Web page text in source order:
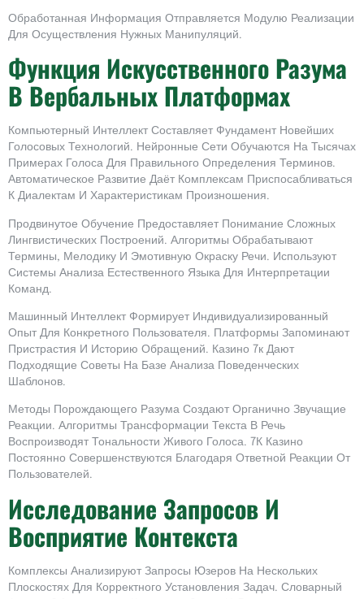
Обработанная Информация Отправляется Модулю Реализации
Для Осуществления Нужных Манипуляций.
Функция Искусственного Разума
В Вербальных Платформах
Компьютерный Интеллект Составляет Фундамент Новейших
Голосовых Технологий. Нейронные Сети Обучаются На Тысячах
Примерах Голоса Для Правильного Определения Терминов.
Автоматическое Развитие Даёт Комплексам Приспосабливаться
К Диалектам И Характеристикам Произношения.
Продвинутое Обучение Предоставляет Понимание Сложных
Лингвистических Построений. Алгоритмы Обрабатывают
Термины, Мелодику И Эмотивную Окраску Речи. Используют
Системы Анализа Естественного Языка Для Интерпретации
Команд.
Машинный Интеллект Формирует Индивидуализированный
Опыт Для Конкретного Пользователя. Платформы Запоминают
Пристрастия И Историю Обращений. Казино 7к Дают
Подходящие Советы На Базе Анализа Поведенческих
Шаблонов.
Методы Порождающего Разума Создают Органично Звучащие
Реакции. Алгоритмы Трансформации Текста В Речь
Воспроизводят Тональности Живого Голоса. 7К Казино
Постоянно Совершенствуются Благодаря Ответной Реакции От
Пользователей.
Исследование Запросов И
Восприятие Контекста
Комплексы Анализируют Запросы Юзеров На Нескольких
Плоскостях Для Корректного Установления Задач. Словарный